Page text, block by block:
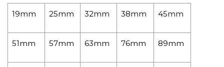
19mm 25mm 32mm 38mm 45mm
51mm 57mm 63mm 76mm 89mm